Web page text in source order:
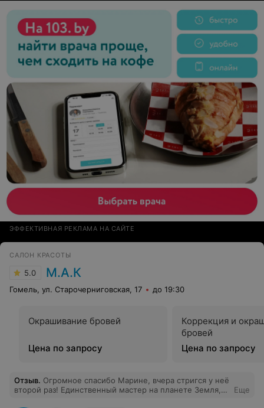
ЭФФЕКТИВНАЯ РЕКЛАМА НА САЙТЕ
САЛОН КРАСОТЫ
5.0 М.А.К
Гомель, ул. Старочерниговская, 17 до 19:30
Окрашивание бровей
Цена по запросу
Коррекция и
бровей
Цена по запросу
Отзыв. Огромное спасибо Марине, вчера стригся у неё
второй раз! Единственный мастер на планете Земля,
Еще